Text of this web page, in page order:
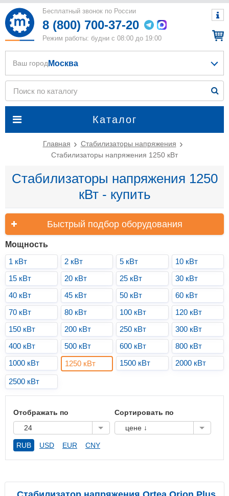
Бесплатный звонок по России
8 (800) 700-37-20
Режим работы: будни с 08:00 до 19:00
Каталог
Ваш город Москва
Главная
Стабилизаторы напряжения
Стабилизаторы напряжения 1250 кВт
Стабилизаторы напряжения 1250
кВт - купить
Быстрый подбор оборудования
Мощность
1 кВт
2 кВт 5 кВт
10 кВт
15 кВт
20 кВт 25 кВт
30 кВт
40 кВт
45 кВт 50 кВт
60 кВт
70 кВт
80 кВт 100 кВт
120 кВт
150 кВт
200 кВт 250 кВт
300 кВт
400 кВт
500 кВт 600 кВт
800 кВт
1000 кВт
1250 кВт 1500 кВт 2000 кВт
2500 кВт
Отображать по
24
Сортировать по
цене ↓
RUB USD EUR CNY